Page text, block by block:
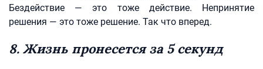
Бездействие — это тоже действие. Непринятие
решения — это тоже решение. Так что вперед.
8. Жизнь пронесется за 5 секунд